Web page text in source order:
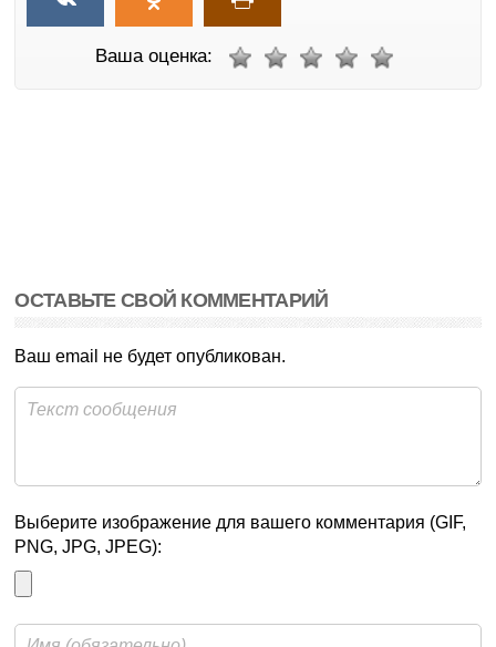
Ваша оценка:
ОСТАВЬТЕ СВОЙ КОММЕНТАРИЙ
Ваш email не будет опубликован.
Выберите изображение для вашего комментария (GIF,
PNG, JPG, JPEG):